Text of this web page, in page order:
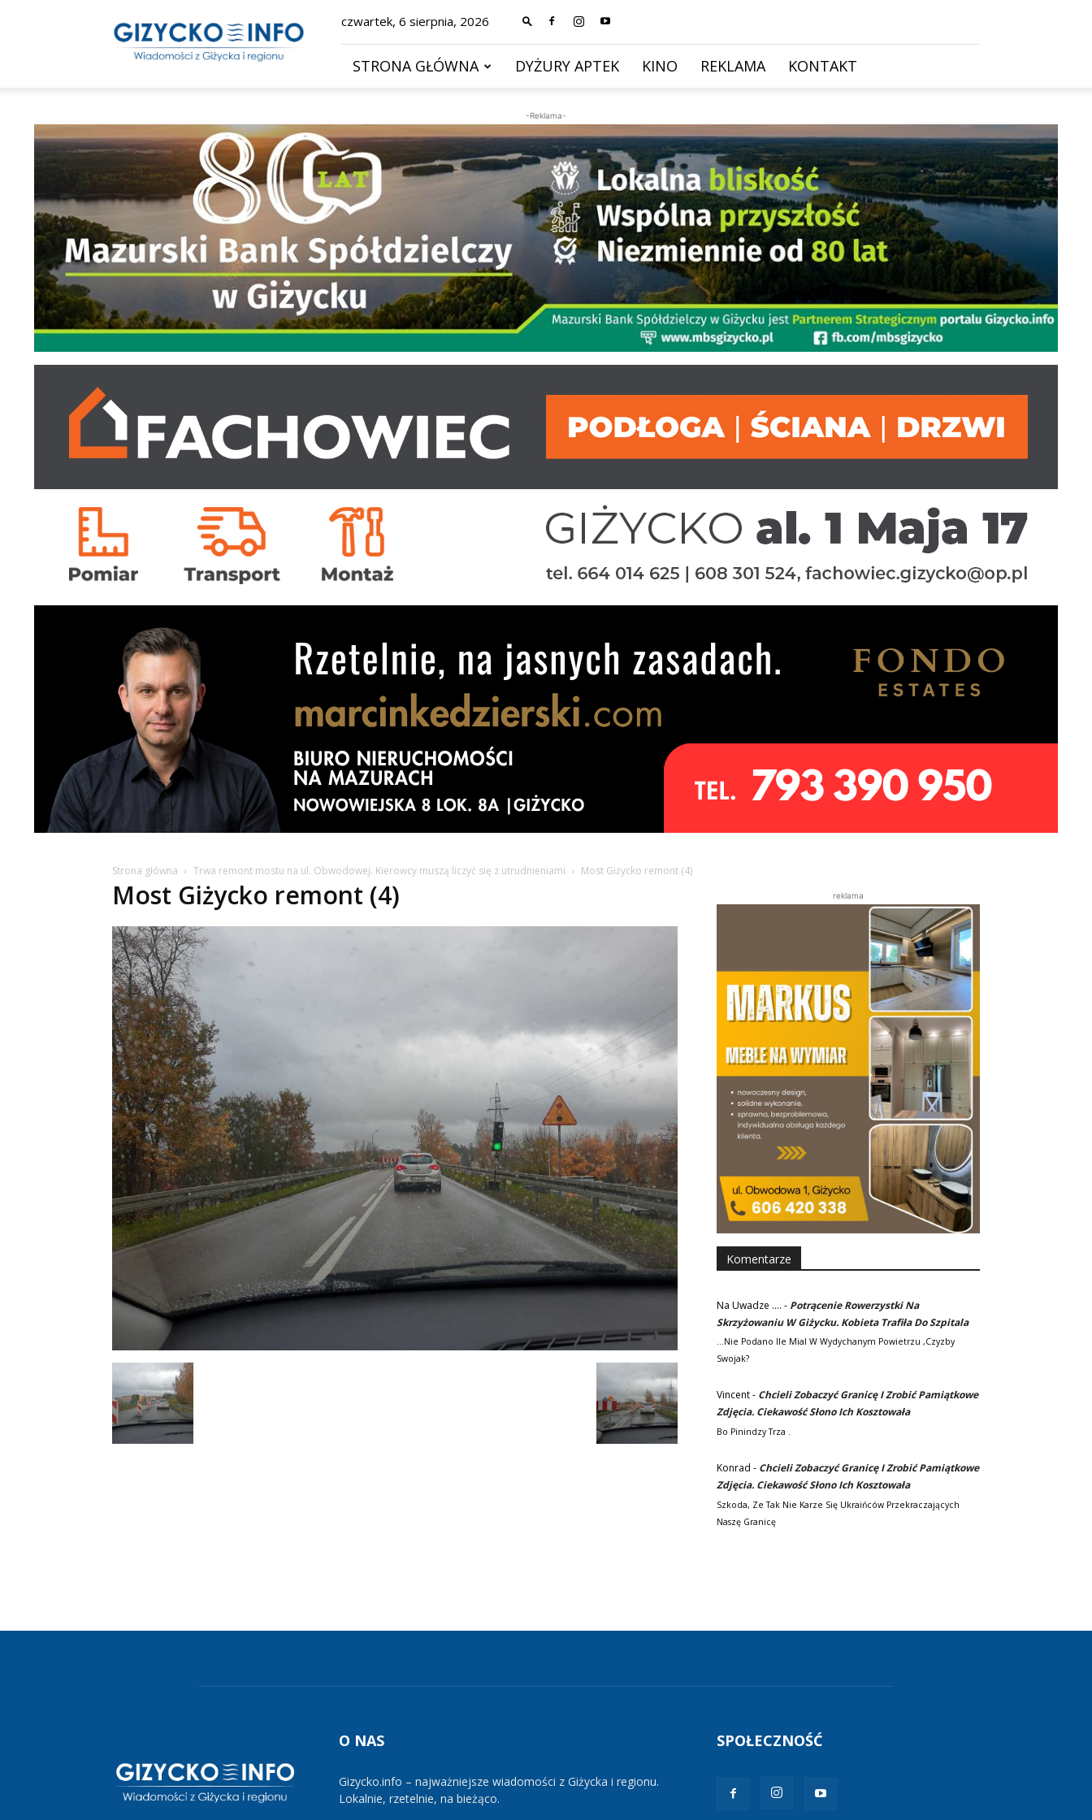
–
wiadomości
czwartek, 6 sierpnia, 2026
STRONA GŁÓWNA DYŻURY APTEK KINO REKLAMA KONTAKT
-Reklama-
Strona główna Trwa remont mostu na ul. Obwodowej. Kierowcy muszą liczyć się z utrudnieniami Most Giżycko remont (4)
Most Giżycko remont (4) reklama
Komentarze
Na Uwadze .... - Potrącenie Rowerzystki Na
Skrzyżowaniu W Giżycku. Kobieta Trafiła Do Szpitala
...nie Podano Ile Mial W Wydychanym Powietrzu ,czyzby
Swojak?
Vincent- Chcieli Zobaczyć Granicę I Zrobić Pamiątkowe
Zdjęcia. Ciekawość Słono Ich Kosztowała
Bo Pinindzy Trza .
Konrad - Chcieli Zobaczyć Granicę I Zrobić Pamiątkowe
Zdjęcia. Ciekawość Słono Ich Kosztowała
Szkoda, Ze Tak Nie Karze Się Ukraińców Przekraczających
Naszę Granicę
O NAS
Gizycko.info – najważniejsze wiadomości z Giżycka i regionu.
Lokalnie, rzetelnie, na bieżąco.
SPOŁECZNOŚĆ